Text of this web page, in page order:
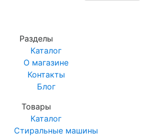
Разделы
Каталог
О магазине
Контакты
Блог
Товары
Каталог
Стиральные машины